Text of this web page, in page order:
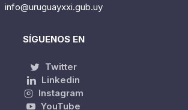
info@uruguayxxi.gub.uy
SÍGUENOS EN
Twitter
Linkedin
Instagram
YouTube